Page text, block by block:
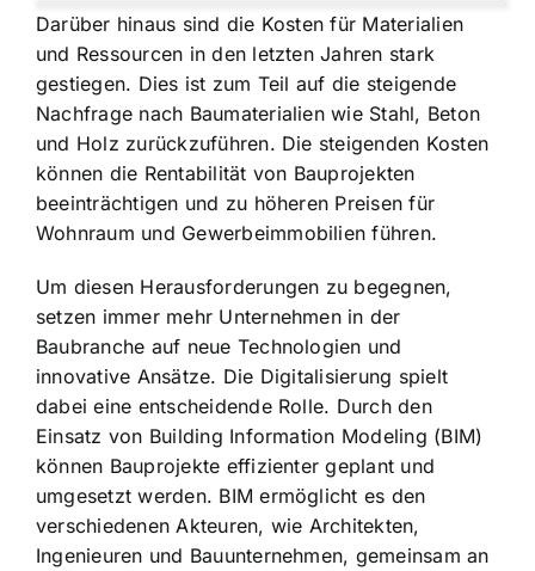
Darüber hinaus sind die Kosten für Materialien
und Ressourcen in den letzten Jahren stark
gestiegen. Dies ist zum Teil auf die steigende
Nachfrage nach Baumaterialien wie Stahl, Beton
und Holz zurückzuführen. Die steigenden Kosten
können die Rentabilität von Bauprojekten
beeinträchtigen und zu höheren Preisen für
Wohnraum und Gewerbeimmobilien führen.
Um diesen Herausforderungen zu begegnen,
setzen immer mehr Unternehmen in der
Baubranche auf neue Technologien und
innovative Ansätze. Die Digitalisierung spielt
dabei eine entscheidende Rolle. Durch den
Einsatz von Building Information Modeling (BIM)
können Bauprojekte effizienter geplant und
umgesetzt werden. BIM ermöglicht es den
verschiedenen Akteuren, wie Architekten,
Ingenieuren und Bauunternehmen, gemeinsam an